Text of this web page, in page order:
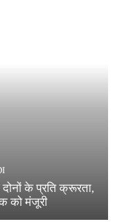
के प्रति क्रूरता,
को मंजूरी